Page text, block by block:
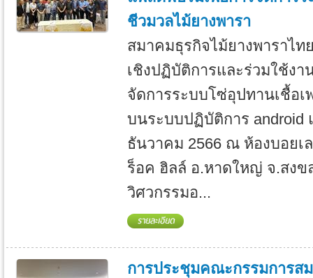
ชีวมวลไม้ยางพารา
สมาคมธุรกิจไม้ยางพาราไท
เชิงปฏิบัติการและร่วมใช้ง
จัดการระบบโซ่อุปทานเชื้อเ
บนระบบปฏิบัติการ android
ธันวาคม 2566 ณ ห้องบอยเ
ร็อค ฮิลล์ อ.หาดใหญ่ จ.สง
วิศวกรรมอ...
การประชุมคณะกรรมการส